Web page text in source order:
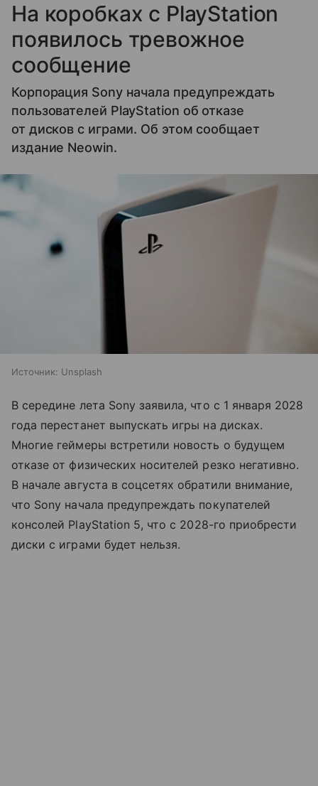
На коробках с PlayStation
появилось тревожное
сообщение
Корпорация Sony начала предупреждать
пользователей PlayStation об отказе
от дисков с играми. Об этом сообщает
издание Neowin.
Источник: Unsplash
В середине лета Sony заявила, что с 1 января 2028
года перестанет выпускать игры на дисках.
Многие геймеры встретили новость о будущем
отказе от физических носителей резко негативно.
В начале августа в соцсетях обратили внимание,
что Sony начала предупреждать покупателей
консолей PlayStation 5, что с 2028-го приобрести
диски с играми будет нельзя.